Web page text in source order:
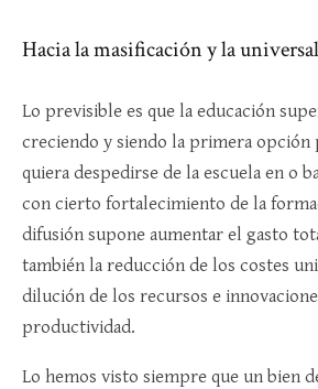
Hacia la masificación y la
Lo previsible es que la educación
creciendo y siendo la primera opción
quiera despedirse de la escuela en o
con cierto fortalecimiento de la
difusión supone aumentar el gasto
también la reducción de los costes
dilución de los recursos e
productividad.
Lo hemos visto siempre que un bien